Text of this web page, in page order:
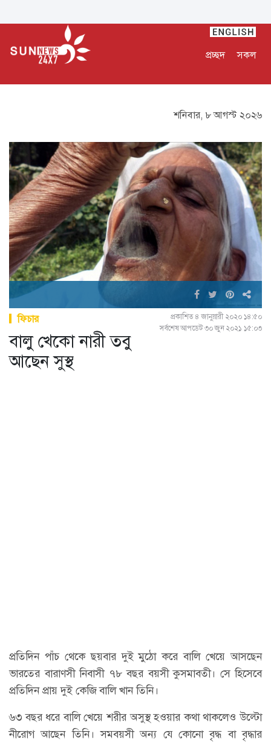
প্রচ্ছদ সকল
শনিবার, ৮ আগস্ট ২০২৬
ফিচার
প্রকাশিত ৪ জানুয়ারী ২০২০ ১৪:৫০
সর্বশেষ আপডেট ৩০ জুন ২০২১ ১৫:০৩
বালু খেকো নারী তবু
আছেন সুস্থ
প্রতিদিন পাঁচ থেকে ছয়বার দুই মুঠো করে বালি খেয়ে আসছেন
ভারতের বারাণসী নিবাসী ৭৮ বছর বয়সী কুসমাবতী। সে হিসেবে
প্রতিদিন প্রায় দুই কেজি বালি খান তিনি।
৬৩ বছর ধরে বালি খেয়ে শরীর অসুস্থ হওয়ার কথা থাকলেও উল্টো
নীরোগ আছেন তিনি। সমবয়সী অন্য যে কোনো বৃদ্ধ বা বৃদ্ধার